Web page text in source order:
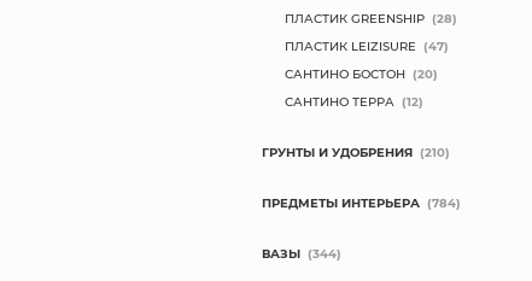
ПЛАСТИК GREENSHIP (28)
ПЛАСТИК LEIZISURE (47)
САНТИНО БОСТОН (20)
САНТИНО ТЕРРА (12)
ГРУНТЫ И УДОБРЕНИЯ (210)
ПРЕДМЕТЫ ИНТЕРЬЕРА (784)
ВАЗЫ (344)